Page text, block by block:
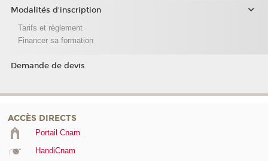
Modalités d'inscription
Tarifs et règlement
Financer sa formation
Demande de devis
ACCÈS DIRECTS
Portail Cnam
HandiCnam